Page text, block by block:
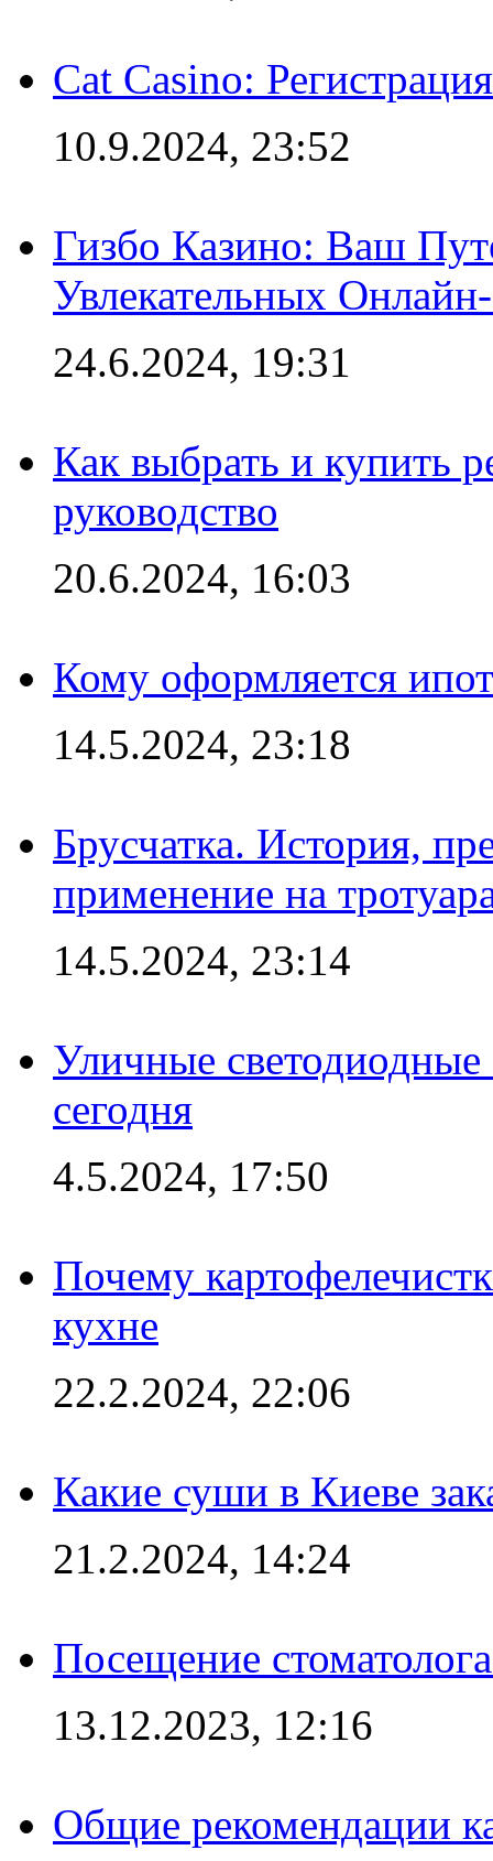
Cat Casino:
10.9.2024, 23:52
Гизбо Казино: Ваш
Увлекательных
24.6.2024, 19:31
Как выбрать и купить
руководство
20.6.2024, 16:03
Кому оформляется
14.5.2024, 23:18
Брусчатка. История,
применение на
14.5.2024, 23:14
Уличные
сегодня
4.5.2024, 17:50
Почему
кухне
22.2.2024, 22:06
Какие суши в Киеве
21.2.2024, 14:24
Посещение
13.12.2023, 12:16
Общие рекомендации